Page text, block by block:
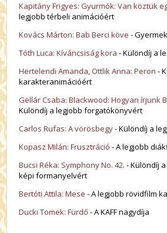
Kapitány Frigyes: Gyurmók: Van köztük
legjobb térbeli animációért
Kovács Márton: Bab Berci köve -
Tóth Luca: Kíváncsiság kora - Különdíj a
Hertelendi Amanda, Ottlik Anna: Peron -
karakteranimációért
Gellár Csaba: Blackwood: Hogyan írjunk
Különdíj a legjobb forgatókönyvért
Carlos Rufas: A vörösbegy- Különdíj a
Kopasz Milán: Frusztráció - A legjobb
Bucsi Réka: Symphony No. 42. - Különdíj
képi formanyelvért
Bertóti Attila: Mese - A legjobb rövidfilm
Ducki Tomek: Fürdő - A KAFF nagydíja